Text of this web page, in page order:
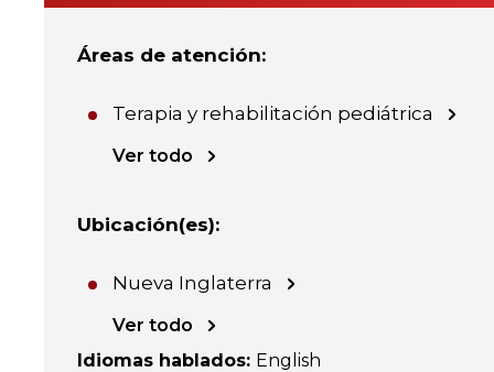
Áreas de atención:
Terapia y rehabilitación pediátrica
Ver todo
Ubicación(es):
Nueva Inglaterra
Ver todo
Idiomas hablados: English